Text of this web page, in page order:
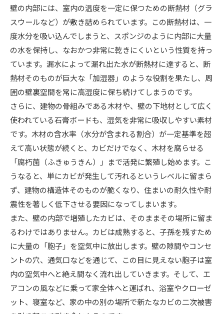
壁の内部には、室内の温度を一定に保つための断熱材（グラ
スウールなど）が敷き詰められています。この断熱材は、一
度水分を吸い込んでしまうと、スポンジのように内部に大量
の水を保持し、なおかつ非常に乾きにくいという性質を持っ
ています。漏水によって漏れ出た水が断熱材に達すると、断
熱材そのものが巨大な「加湿器」のような役割を果たし、周
囲の壁裏空間を常に高湿度に保ち続けてしまうのです。
さらに、建物の骨組みである木材や、壁の下地材として広く
使われている石膏ボードも、湿気を非常に吸収しやすい素材
です。木材の含水率（水分が含まれる割合）が一定基準を超
えて高い状態が続くと、カビだけでなく、木材を腐らせる
「腐朽菌（ふきゅうきん）」まで活発に繁殖し始めます。こ
うなると、単にカビが発生して汚れるというレベルに留まら
ず、建物の構造体そのものが脆くなり、住まいの耐久性や耐
震性を著しく低下させる要因になってしまいます。
また、壁の内部で増殖したカビは、そのままその場所に留ま
るわけではありません。カビは成熟すると、子孫を残すため
に大量の「胞子」を空気中に放出します。壁の隙間やコンセ
ントの穴、通気口などを通じて、この目に見えない胞子は室
内の空気中へと絶え間なく流れ出していきます。そして、エ
アコンの風などに乗って家全体へと運ばれ、浴室やクローゼ
ット、寝室など、家の中の別の場所で新たなカビの二次被害